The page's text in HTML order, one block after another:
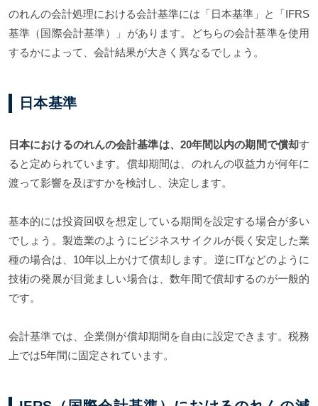
のれんの会計処理における会計基準には「日本基準」と「IFRS
基準（国際会計基準）」があります。どちらの会計基準を使用
するかによって、会計結果が大きく異なるでしょう。
日本基準
日本におけるのれんの会計基準は、20年間以内の期間で償却す
ると定められています。償却期間は、のれんの収益力が何年に
渡って影響を及ぼすかを検討し、決定します。
基本的には投資回収を想定している期間を設定する場合が多い
でしょう。製造業のようにビジネスサイクルが長く安定した業
種の場合は、10年以上かけて償却します。逆にITなどのように
技術の発展が目覚ましい場合は、数年間で償却するのが一般的
です。
会計基準では、企業側が償却期間を自由に設定できます。税務
上では5年間に固定されています。